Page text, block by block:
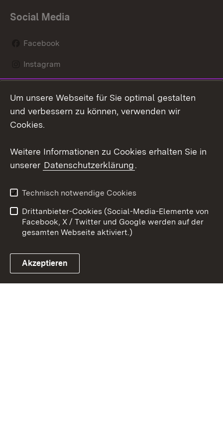
Social Media
Facebook
Instagram
Mastodon
Youtube
Link zum Landesportal
Kontakt
Datenschutz
Barrierefreiheit
Impressum Cookies
Um unsere Webseite für Sie optimal gestalten
und verbessern zu können, verwenden wir
Cookies.
Weitere Informationen zu Cookies erhalten Sie in
unserer Datenschutzerklärung.
Technisch notwendige Cookies
Drittanbieter-Cookies (Social-Media-Elemente von
Facebook, X / Twitter und Google werden auf der
gesamten Webseite aktiviert.)
Akzeptieren